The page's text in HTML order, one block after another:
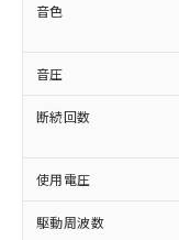
音色
音圧
断続回数
使用電圧
駆動周波数
ご利用
以下の条件
ご利用くだ
対応済
非含有に
対応予定
有に対応し
対応予定
非含有に非
調査・確認